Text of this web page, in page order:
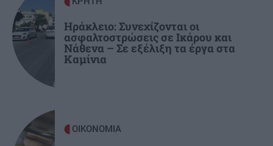
ΕΛΛΑΔΑ
Σέρρες: «Τα έχασα όλα σε μια στιγμή» –
Ραγίζει καρδιές ο σύζυγος και πατέρας των
θυμάτων του τροχαίου (Βίντεο)
Ηράκλειο: Συνεχίζονται οι
ασφαλτοστρώσεις σε Ικάρου και
Νάθενα – Σε εξέλιξη τα έργα στα
Καμίνια
ΟΙΚΟΝΟΜΙΑ